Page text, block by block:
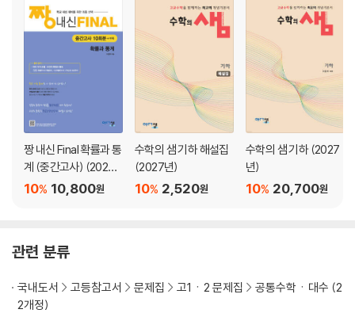
짱 내신 Final 확률과 통
계 (중간고사) (2026
년)
10,800원
10%
수학의 샘 기하 해설집
(2027년)
2,520원
10%
수학의 샘 기하 (2027
년)
20,700원
10%
관련 분류
국내도서 고등참고서 문제집 고1ㆍ2 문제집
공통수학ㆍ대수 (2
2개정)